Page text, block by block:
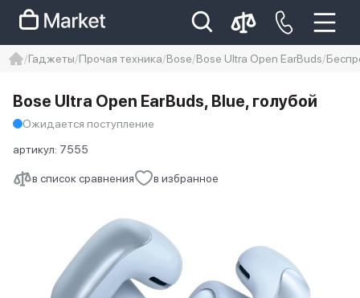
Iphone 14 pro max
айфон 14
Гаджеты Прочая техника Bose Bose Ultra Open EarBuds
в список сравнения в избранное
Bose Ultra Open EarBuds, Blue, голубой
Ожидается поступление
артикул: 7555